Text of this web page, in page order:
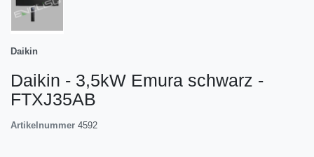
Daikin
Daikin - 3,5kW Emura schwarz -
FTXJ35AB
Artikelnummer 4592